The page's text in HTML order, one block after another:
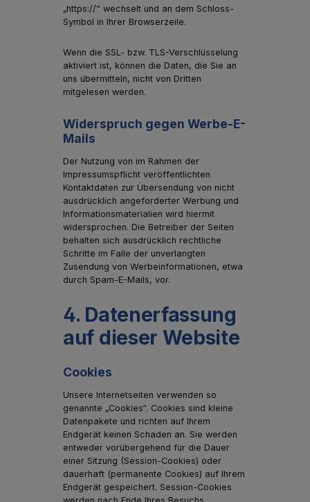
„https://“ wechselt und an dem Schloss-
Symbol in Ihrer Browserzeile.
Wenn die SSL- bzw. TLS-Verschlüsselung
aktiviert ist, können die Daten, die Sie an
uns übermitteln, nicht von Dritten
mitgelesen werden.
Widerspruch gegen Werbe-E-
Mails
Der Nutzung von im Rahmen der
Impressumspflicht veröffentlichten
Kontaktdaten zur Übersendung von nicht
ausdrücklich angeforderter Werbung und
Informationsmaterialien wird hiermit
widersprochen. Die Betreiber der Seiten
behalten sich ausdrücklich rechtliche
Schritte im Falle der unverlangten
Zusendung von Werbeinformationen, etwa
durch Spam-E-Mails, vor.
4. Datenerfassung
auf dieser Website
Cookies
Unsere Internetseiten verwenden so
genannte „Cookies“. Cookies sind kleine
Datenpakete und richten auf Ihrem
Endgerät keinen Schaden an. Sie werden
entweder vorübergehend für die Dauer
einer Sitzung (Session-Cookies) oder
dauerhaft (permanente Cookies) auf Ihrem
Endgerät gespeichert. Session-Cookies